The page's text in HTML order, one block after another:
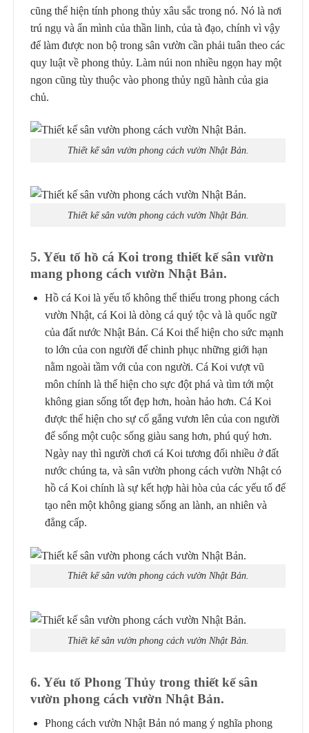
cũng thể hiện tính phong thủy xâu sắc trong nó. Nó là nơi
trú ngụ và ẩn mình của thần linh, của tà đạo, chính vì vậy
để làm được non bộ trong sân vườn cần phải tuân theo các
quy luật về phong thủy. Làm núi non nhiều ngọn hay một
ngon cũng tùy thuộc vào phong thủy ngũ hành của gia
chủ.
Thiết kế sân vườn phong cách vườn Nhật Bản.
Thiết kế sân vườn phong cách vườn Nhật Bản.
5. Yếu tố hồ cá Koi trong thiết kế sân vườn
mang phong cách vườn Nhật Bản.
Hồ cá Koi là yếu tố không thể thiếu trong phong cách
vườn Nhật, cá Koi là dòng cá quý tộc và là quốc ngữ
của đất nước Nhật Bản. Cá Koi thể hiện cho sức mạnh
to lớn của con người để chinh phục những giới hạn
nằm ngoài tầm với của con người. Cá Koi vượt vũ
môn chính là thể hiện cho sực đột phá và tìm tới một
không gian sống tốt đẹp hơn, hoàn hảo hơn. Cá Koi
được thể hiện cho sự cố gắng vươn lên của con người
để sống một cuộc sống giàu sang hơn, phú quý hơn.
Ngày nay thì người chơi cá Koi tương đối nhiều ở đất
nước chúng ta, và sân vườn phong cách vườn Nhật có
hồ cá Koi chính là sự kết hợp hài hòa của các yếu tố để
tạo nên một không giang sống an lành, an nhiên và
đẳng cấp.
Thiết kế sân vườn phong cách vườn Nhật Bản.
Thiết kế sân vườn phong cách vườn Nhật Bản.
6. Yếu tố Phong Thủy trong thiết kế sân
vườn phong cách vườn Nhật Bản.
Phong cách vườn Nhật Bản nó mang ý nghĩa phong